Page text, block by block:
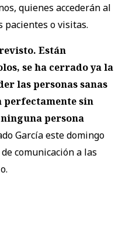
quienes accederán al
pacientes o visitas.
Están
se ha cerrado ya la
las personas sanas
perfectamente sin
persona
García este domingo
comunicación a las